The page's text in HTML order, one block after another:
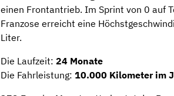
einen Frontantrieb. Im Sprint von 0 auf
Franzose erreicht eine
Liter.
Die Laufzeit: 24 Monate
Die Fahrleistung: 10.000 Kilometer im